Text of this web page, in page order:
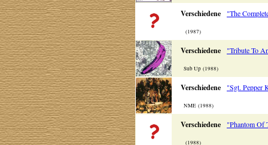
Verschiedene "The
(1987)
Verschiedene "Tribute To
Sub Up (1988)
Verschiedene "Sgt. Pepper
NME (1988)
Verschiedene "Phantom Of
(1988)